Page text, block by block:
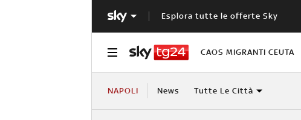
Esplora tutte le offerte Sky
CAOS MIGRANTI CEUTA
NAPOLI News Tutte Le Città